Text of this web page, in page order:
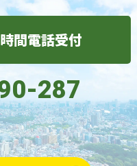
間電話受付
287